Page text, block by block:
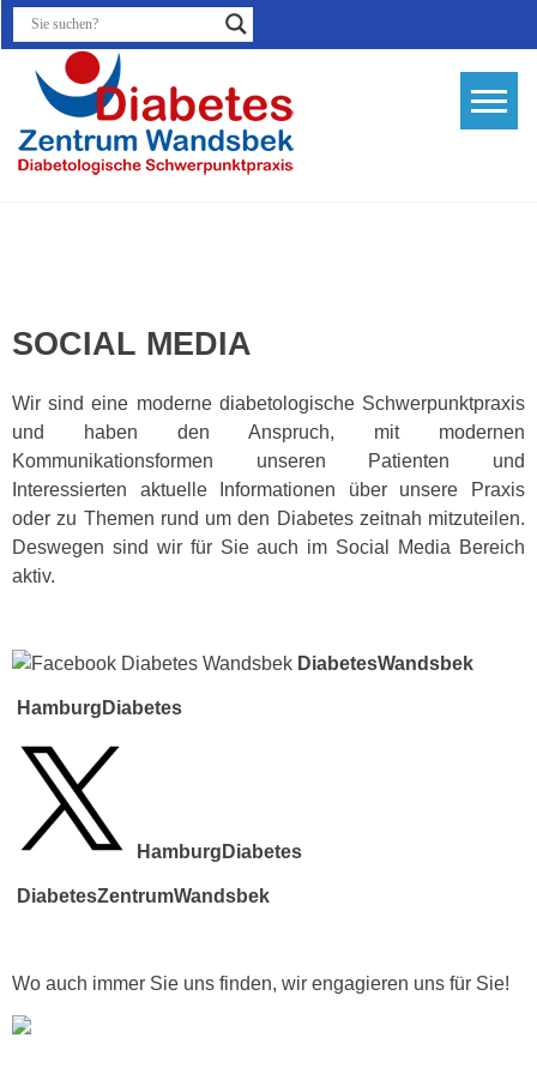
Skip
to
content
SOCIAL MEDIA
Wir sind eine moderne diabetologische Schwerpunktpraxis
und haben den Anspruch, mit modernen
Kommunikationsformen unseren Patienten und
Interessierten aktuelle Informationen über unsere Praxis
oder zu Themen rund um den Diabetes zeitnah mitzuteilen.
Deswegen sind wir für Sie auch im Social Media Bereich
aktiv.
DiabetesWandsbek
HamburgDiabetes
HamburgDiabetes
DiabetesZentrumWandsbek
Wo auch immer Sie uns finden, wir engagieren uns für Sie!